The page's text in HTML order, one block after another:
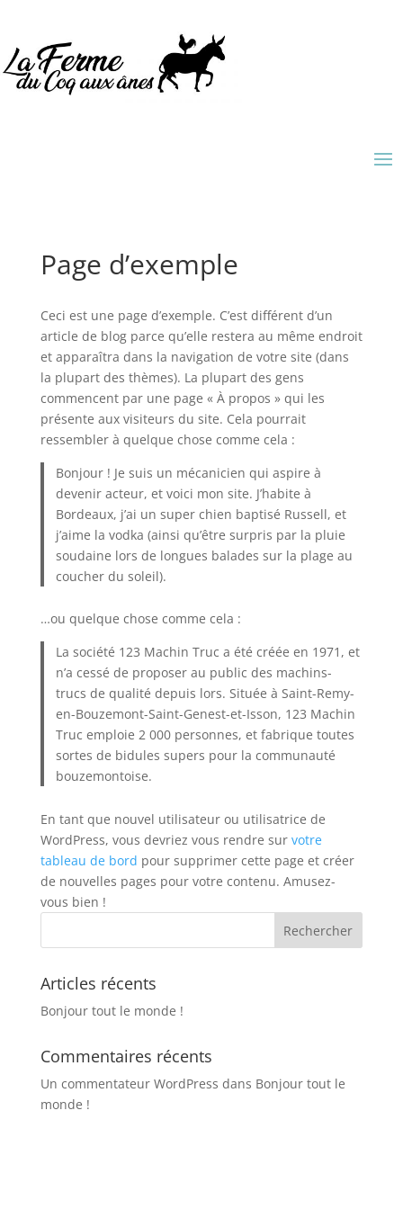
Page d’exemple
Ceci est une page d’exemple. C’est différent d’un
article de blog parce qu’elle restera au même endroit
et apparaîtra dans la navigation de votre site (dans
la plupart des thèmes). La plupart des gens
commencent par une page « À propos » qui les
présente aux visiteurs du site. Cela pourrait
ressembler à quelque chose comme cela :
Bonjour ! Je suis un mécanicien qui aspire à
devenir acteur, et voici mon site. J’habite à
Bordeaux, j’ai un super chien baptisé Russell, et
j’aime la vodka (ainsi qu’être surpris par la pluie
soudaine lors de longues balades sur la plage au
coucher du soleil).
…ou quelque chose comme cela :
La société 123 Machin Truc a été créée en 1971, et
n’a cessé de proposer au public des machins-
trucs de qualité depuis lors. Située à Saint-Remy-
en-Bouzemont-Saint-Genest-et-Isson, 123 Machin
Truc emploie 2 000 personnes, et fabrique toutes
sortes de bidules supers pour la communauté
bouzemontoise.
En tant que nouvel utilisateur ou utilisatrice de
WordPress, vous devriez vous rendre sur votre
tableau de bord pour supprimer cette page et créer
de nouvelles pages pour votre contenu. Amusez-
vous bien !
Articles récents
Bonjour tout le monde !
Commentaires récents
Un commentateur WordPress dans Bonjour tout le
monde !